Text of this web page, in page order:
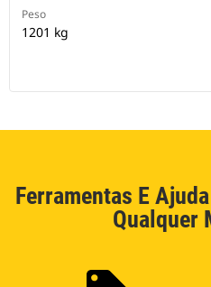
Peso
1201 kg
Ferramentas E
Qualquer